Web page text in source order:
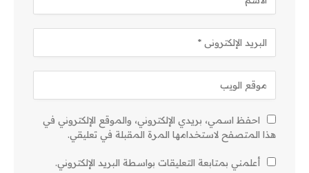
احفظ اسمي، بريدي الإلكتروني، والموقع الإلكتروني في
هذا المتصفح لاستخدامها المرة المقبلة في تعليقي.
أعلمني بمتابعة التعليقات بواسطة البريد الإلكتروني.